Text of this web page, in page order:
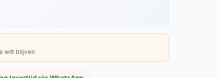
wilt blijven